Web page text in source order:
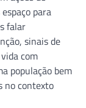
para
falar
sinais de
com
população bem
no contexto